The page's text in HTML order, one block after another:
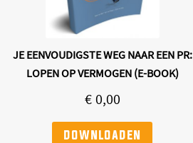
JE EENVOUDIGSTE WEG NAAR EEN PR:
LOPEN OP VERMOGEN (E-BOOK)
€ 0,00
downloaden